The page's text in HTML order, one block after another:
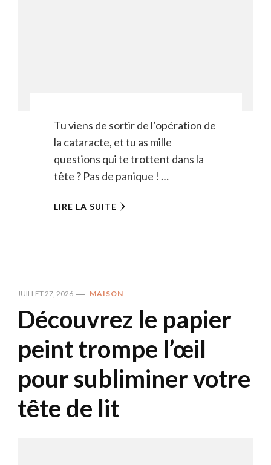
Tu viens de sortir de l’opération de
la cataracte, et tu as mille
questions qui te trottent dans la
tête ? Pas de panique ! …
LIRE LA SUITE
JUILLET 27, 2026 MAISON
Découvrez le papier
peint trompe l’œil
pour subliminer votre
tête de lit